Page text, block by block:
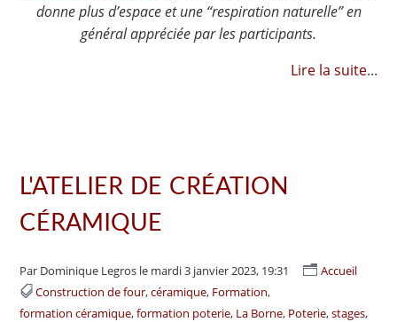
donne plus d’espace et une “respiration naturelle” en
général appréciée par les participants.
Lire la suite...
L'ATELIER DE CRÉATION
CÉRAMIQUE
Par Dominique Legros le mardi 3 janvier 2023, 19:31
Accueil
Construction de four céramique Formation
formation céramique formation poterie La Borne Poterie stages